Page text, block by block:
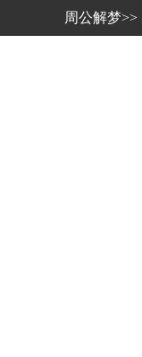
周公解梦>>